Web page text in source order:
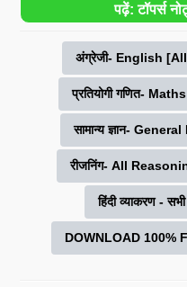
पढ़ें: टॉपर्स
अंग्रेजी- English
प्रतियोगी गणित-
सामान्य ज्ञान-
रीजनिंग- All
हिंदी व्याकरण -
DOWNLOAD 100%